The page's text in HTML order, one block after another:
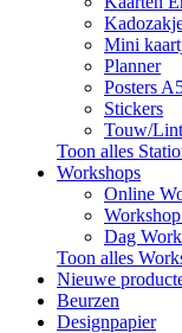
Mini
Planner
Posters
Stickers
Touw/Lint
Toon alles
Workshops
Online
Dag
Toon alles
Nieuwe
Beurzen
Designpapier